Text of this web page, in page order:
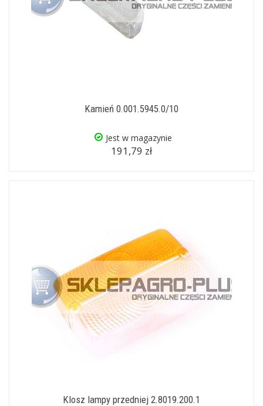
Kamień 0.001.5945.0/10
Jest w magazynie
191,79 zł
Klosz lampy przedniej 2.8019.200.1